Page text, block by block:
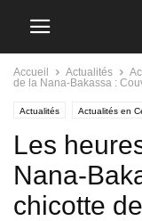
Accueil Actualités
de la Nana-Bakassa :
Actualités Actualités en
Les
Nana-
chicotte